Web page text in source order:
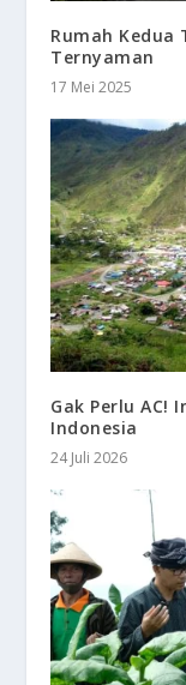
Rumah Kedua
Ternyaman
17 Mei 2025
Gak Perlu AC!
Indonesia
24 Juli 2026